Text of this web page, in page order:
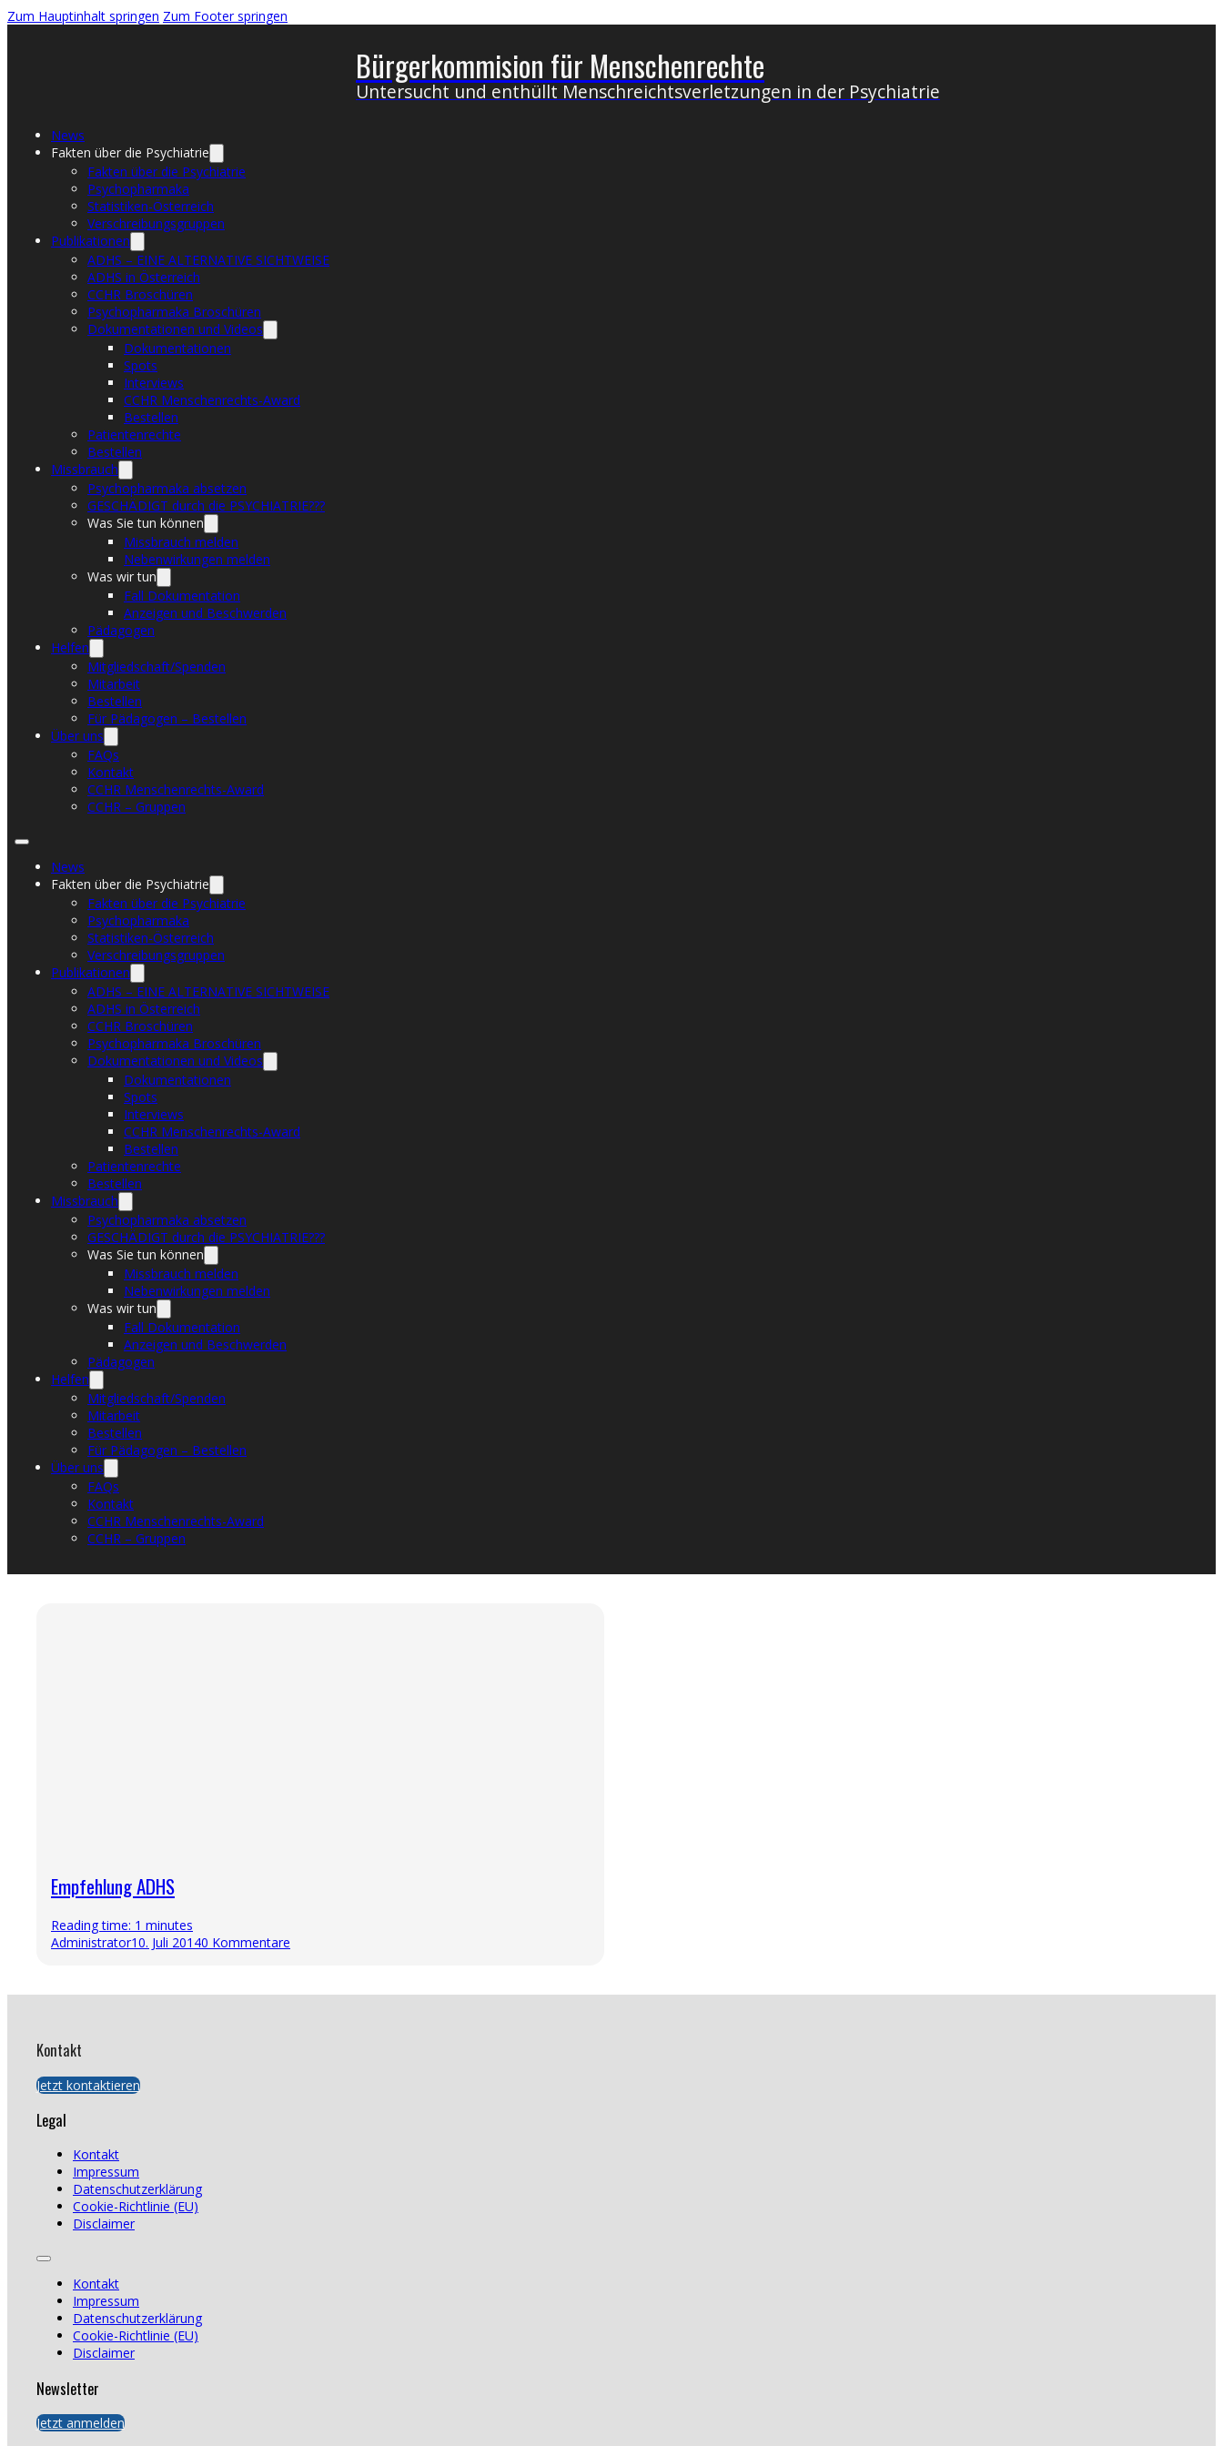
Zum Hauptinhalt springen Zum Footer springen
Bürgerkommision für Menschenrechte
Untersucht und enthüllt Menschreichtsverletzungen in der Psychiatrie
News
Fakten über die Psychiatrie
Fakten über die Psychiatrie
Psychopharmaka
Statistiken-Österreich
Verschreibungsgruppen
Publikationen
ADHS – EINE ALTERNATIVE SICHTWEISE
ADHS in Österreich
CCHR Broschüren
Psychopharmaka Broschüren
Dokumentationen und Videos
Dokumentationen
Spots
Interviews
CCHR Menschenrechts-Award
Bestellen
Patientenrechte
Bestellen
Missbrauch
Psychopharmaka absetzen
GESCHÄDIGT durch die PSYCHIATRIE???
Was Sie tun können
Missbrauch melden
Nebenwirkungen melden
Was wir tun
Fall Dokumentation
Anzeigen und Beschwerden
Pädagogen
Helfen
Mitgliedschaft/Spenden
Mitarbeit
Bestellen
Für Pädagogen – Bestellen
Über uns
FAQs
Kontakt
CCHR Menschenrechts-Award
CCHR – Gruppen
News
Fakten über die Psychiatrie
Fakten über die Psychiatrie
Psychopharmaka
Statistiken-Österreich
Verschreibungsgruppen
Publikationen
ADHS – EINE ALTERNATIVE SICHTWEISE
ADHS in Österreich
CCHR Broschüren
Psychopharmaka Broschüren
Dokumentationen und Videos
Dokumentationen
Spots
Interviews
CCHR Menschenrechts-Award
Bestellen
Patientenrechte
Bestellen
Missbrauch
Psychopharmaka absetzen
GESCHÄDIGT durch die PSYCHIATRIE???
Was Sie tun können
Missbrauch melden
Nebenwirkungen melden
Was wir tun
Fall Dokumentation
Anzeigen und Beschwerden
Pädagogen
Helfen
Mitgliedschaft/Spenden
Mitarbeit
Bestellen
Für Pädagogen – Bestellen
Über uns
FAQs
Kontakt
CCHR Menschenrechts-Award
CCHR – Gruppen
Empfehlung ADHS
Reading time: 1 minutes
Administrator10. Juli 20140 Kommentare
Kontakt
Jetzt kontaktieren
Legal
Kontakt
Impressum
Datenschutzerklärung
Cookie-Richtlinie (EU)
Disclaimer
Kontakt
Impressum
Datenschutzerklärung
Cookie-Richtlinie (EU)
Disclaimer
Newsletter
Jetzt anmelden